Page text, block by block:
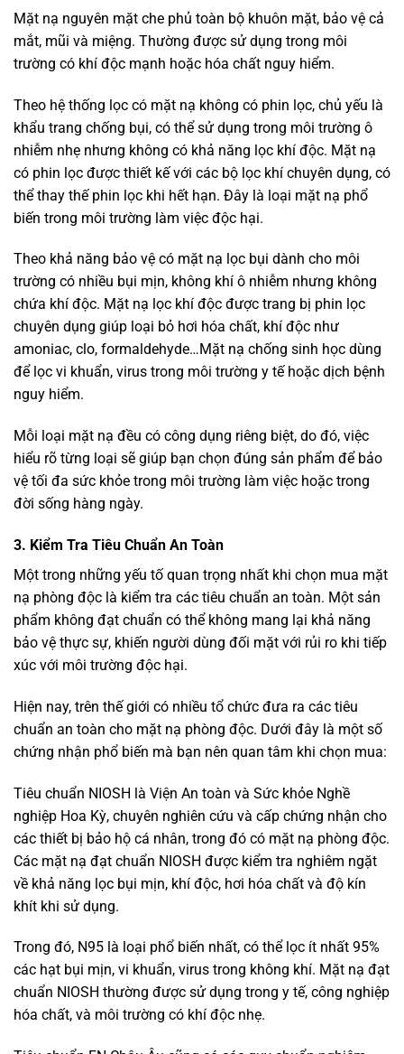
Mặt nạ nguyên mặt che phủ toàn bộ khuôn mặt, bảo vệ cả
mắt, mũi và miệng. Thường được sử dụng trong môi
trường có khí độc mạnh hoặc hóa chất nguy hiểm.
Theo hệ thống lọc có mặt nạ không có phin lọc, chủ yếu là
khẩu trang chống bụi, có thể sử dụng trong môi trường ô
nhiễm nhẹ nhưng không có khả năng lọc khí độc. Mặt nạ
có phin lọc được thiết kế với các bộ lọc khí chuyên dụng, có
thể thay thế phin lọc khi hết hạn. Đây là loại mặt nạ phổ
biến trong môi trường làm việc độc hại.
Theo khả năng bảo vệ có mặt nạ lọc bụi dành cho môi
trường có nhiều bụi mịn, không khí ô nhiễm nhưng không
chứa khí độc. Mặt nạ lọc khí độc được trang bị phin lọc
chuyên dụng giúp loại bỏ hơi hóa chất, khí độc như
amoniac, clo, formaldehyde…Mặt nạ chống sinh học dùng
để lọc vi khuẩn, virus trong môi trường y tế hoặc dịch bệnh
nguy hiểm.
Mỗi loại mặt nạ đều có công dụng riêng biệt, do đó, việc
hiểu rõ từng loại sẽ giúp bạn chọn đúng sản phẩm để bảo
vệ tối đa sức khỏe trong môi trường làm việc hoặc trong
đời sống hàng ngày.
3. Kiểm Tra Tiêu Chuẩn An Toàn
Một trong những yếu tố quan trọng nhất khi chọn mua mặt
nạ phòng độc là kiểm tra các tiêu chuẩn an toàn. Một sản
phẩm không đạt chuẩn có thể không mang lại khả năng
bảo vệ thực sự, khiến người dùng đối mặt với rủi ro khi tiếp
xúc với môi trường độc hại.
Hiện nay, trên thế giới có nhiều tổ chức đưa ra các tiêu
chuẩn an toàn cho mặt nạ phòng độc. Dưới đây là một số
chứng nhận phổ biến mà bạn nên quan tâm khi chọn mua:
Tiêu chuẩn NIOSH là Viện An toàn và Sức khỏe Nghề
nghiệp Hoa Kỳ, chuyên nghiên cứu và cấp chứng nhận cho
các thiết bị bảo hộ cá nhân, trong đó có mặt nạ phòng độc.
Các mặt nạ đạt chuẩn NIOSH được kiểm tra nghiêm ngặt
về khả năng lọc bụi mịn, khí độc, hơi hóa chất và độ kín
khít khi sử dụng.
Trong đó, N95 là loại phổ biến nhất, có thể lọc ít nhất 95%
các hạt bụi mịn, vi khuẩn, virus trong không khí. Mặt nạ đạt
chuẩn NIOSH thường được sử dụng trong y tế, công nghiệp
hóa chất, và môi trường có khí độc nhẹ.